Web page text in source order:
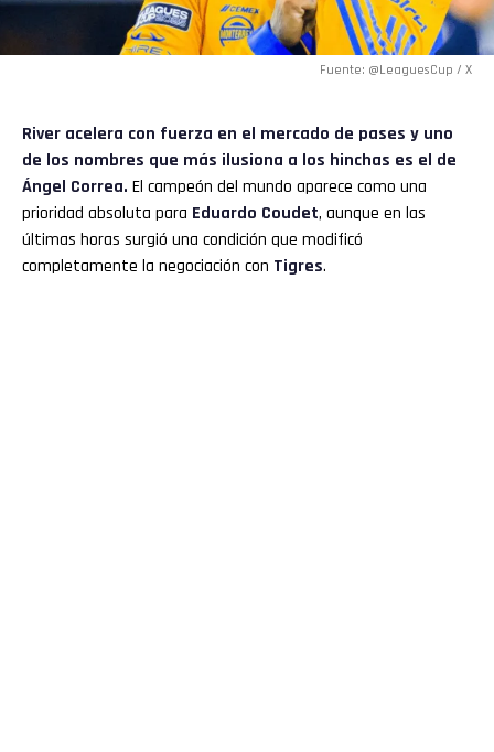
Fuente: @LeaguesCup / X
River acelera con fuerza en el mercado de pases y uno
de los nombres que más ilusiona a los hinchas es el de
Ángel Correa. El campeón del mundo aparece como una
prioridad absoluta para Eduardo Coudet, aunque en las
últimas horas surgió una condición que modificó
completamente la negociación con Tigres.